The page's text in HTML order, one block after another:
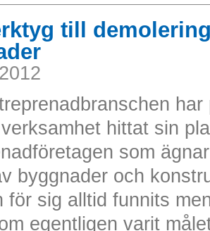
till
hittat sin
som
byggnader och
för sig alltid funnits
egentligen varit